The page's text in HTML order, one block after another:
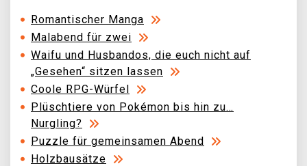
Romantischer Manga
Malabend für zwei
Waifu und Husbandos, die euch nicht auf
„Gesehen“ sitzen lassen
Coole RPG-Würfel
Plüschtiere von Pokémon bis hin zu…
Nurgling?
Puzzle für gemeinsamen Abend
Holzbausätze